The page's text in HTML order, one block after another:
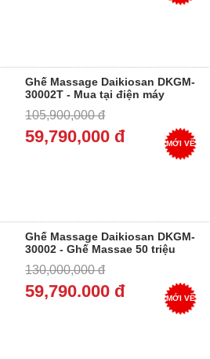
Ghế Massage Daikiosan DKGM-
30002T - Mua tại điện máy
105,900,000 đ
59,790,000 đ MỚI VỀ
Ghế Massage Daikiosan DKGM-
30002 - Ghế Massae 50 triệu
130,000,000 đ
59,790.000 đ MỚI VỀ